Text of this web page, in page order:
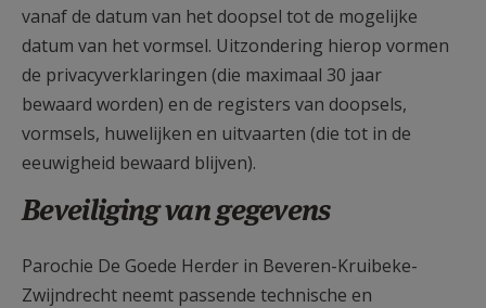
vanaf de datum van het doopsel tot de mogelijke
datum van het vormsel. Uitzondering hierop vormen
de privacyverklaringen (die maximaal 30 jaar
bewaard worden) en de registers van doopsels,
vormsels, huwelijken en uitvaarten (die tot in de
eeuwigheid bewaard blijven).
Beveiliging van gegevens
Parochie De Goede Herder in Beveren-Kruibeke-
Zwijndrecht neemt passende technische en